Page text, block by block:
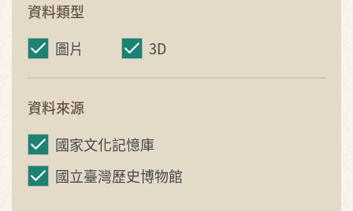
資料類型
圖片
3D
資料來源
國家文化記憶庫
國立臺灣歷史博物館